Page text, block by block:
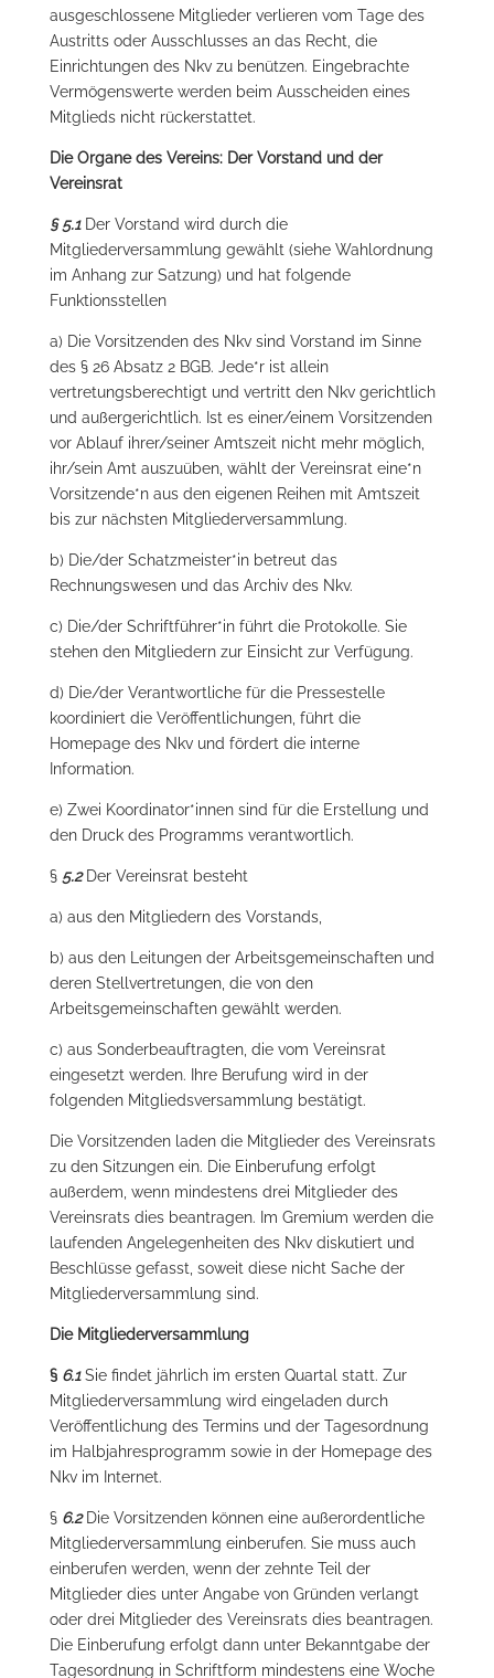
ausgeschlossene Mitglieder verlieren vom Tage des
Austritts oder Ausschlusses an das Recht, die
Einrichtungen des Nkv zu benützen. Eingebrachte
Vermögenswerte werden beim Ausscheiden eines
Mitglieds nicht rückerstattet.
Die Organe des Vereins: Der Vorstand und der
Vereinsrat
§ 5.1Der Vorstand wird durch die
Mitgliederversammlung gewählt (siehe Wahlordnung
im Anhang zur Satzung) und hat folgende
Funktionsstellen
a) Die Vorsitzenden des Nkv sind Vorstand im Sinne
des § 26 Absatz 2 BGB. Jede*r ist allein
vertretungsberechtigt und vertritt den Nkv gerichtlich
und außergerichtlich. Ist es einer/einem Vorsitzenden
vor Ablauf ihrer/seiner Amtszeit nicht mehr möglich,
ihr/sein Amt auszuüben, wählt der Vereinsrat eine*n
Vorsitzende*n aus den eigenen Reihen mit Amtszeit
bis zur nächsten Mitgliederversammlung.
b) Die/der Schatzmeister*in betreut das
Rechnungswesen und das Archiv des Nkv.
c) Die/der Schriftführer*in führt die Protokolle. Sie
stehen den Mitgliedern zur Einsicht zur Verfügung.
d) Die/der Verantwortliche für die Pressestelle
koordiniert die Veröffentlichungen, führt die
Homepage des Nkv und fördert die interne
Information.
e) Zwei Koordinator*innen sind für die Erstellung und
den Druck des Programms verantwortlich.
§ 5.2Der Vereinsrat besteht
a) aus den Mitgliedern des Vorstands,
b) aus den Leitungen der Arbeitsgemeinschaften und
deren Stellvertretungen, die von den
Arbeitsgemeinschaften gewählt werden.
c) aus Sonderbeauftragten, die vom Vereinsrat
eingesetzt werden. Ihre Berufung wird in der
folgenden Mitgliedsversammlung bestätigt.
Die Vorsitzenden laden die Mitglieder des Vereinsrats
zu den Sitzungen ein. Die Einberufung erfolgt
außerdem, wenn mindestens drei Mitglieder des
Vereinsrats dies beantragen. Im Gremium werden die
laufenden Angelegenheiten des Nkv diskutiert und
Beschlüsse gefasst, soweit diese nicht Sache der
Mitgliederversammlung sind.
Die Mitgliederversammlung
§ 6.1Sie findet jährlich im ersten Quartal statt. Zur
Mitgliederversammlung wird eingeladen durch
Veröffentlichung des Termins und der Tagesordnung
im Halbjahresprogramm sowie in der Homepage des
Nkv im Internet.
§ 6.2Die Vorsitzenden können eine außerordentliche
Mitgliederversammlung einberufen. Sie muss auch
einberufen werden, wenn der zehnte Teil der
Mitglieder dies unter Angabe von Gründen verlangt
oder drei Mitglieder des Vereinsrats dies beantragen.
Die Einberufung erfolgt dann unter Bekanntgabe der
Tagesordnung in Schriftform mindestens eine Woche